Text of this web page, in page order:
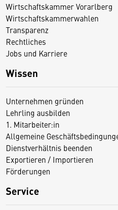
Wirtschaftskammer Vorarlberg
Wirtschaftskammerwahlen
Transparenz
Rechtliches
Jobs und Karriere
Wissen
Unternehmen gründen
Lehrling ausbilden
1. Mitarbeiter:in
Allgemeine
Dienstverhältnis beenden
Exportieren / Importieren
Förderungen
Service